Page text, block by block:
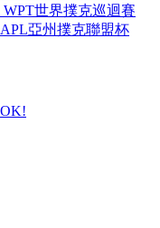
WPT世界撲克巡迴賽
APL亞州撲克聯盟杯